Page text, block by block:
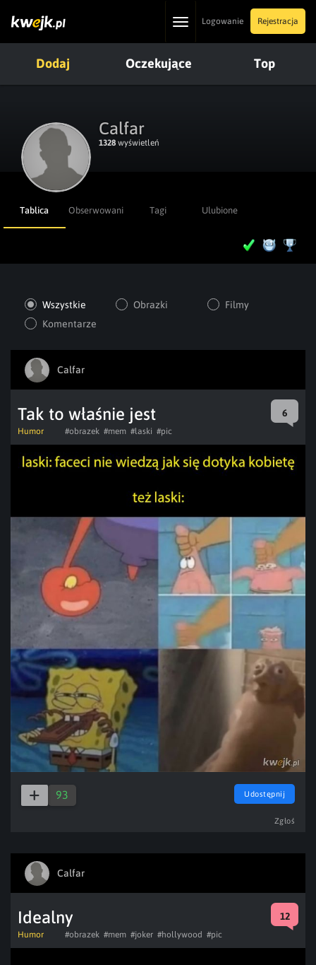
ToggleLogowanie Rejestracja
Dodaj Oczekujące Top
Calfar
1328 wyświetleń
Tablica Obserwowani Tagi Ulubione
Wszystkie Obrazki
Filmy
Komentarze
Calfar
Tak to właśnie jest 6
Humor #obrazek #mem #laski #pic
93 Udostępnij
Zgłoś
Calfar
Idealny 12
Humor #obrazek #mem #joker #hollywood #pic